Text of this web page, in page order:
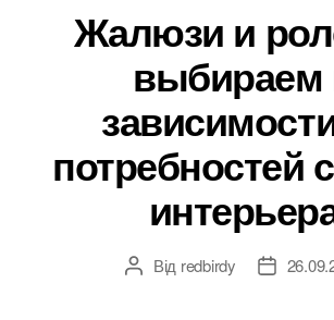
Жалюзи и
выбираем
потребностей
Автор
Від redbirdy
Дата